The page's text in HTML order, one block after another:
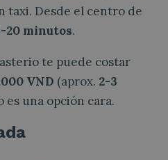
taxi. Desde el centro de
20 minutos.
te puede costar
VND (aprox. 2-3
es una opción cara.